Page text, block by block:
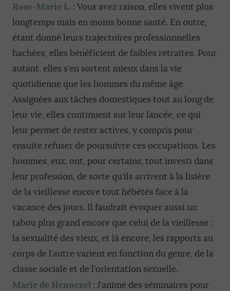
Rose-Marie L. : Vous avez raison, elles vivent plus
longtemps mais en moins bonne santé. En outre,
étant donné leurs trajectoires professionnelles
hachées, elles bénéficient de faibles retraites. Pour
autant, elles s’en sortent mieux dans la vie
quotidienne que les hommes du même âge.
Assignées aux tâches domestiques tout au long de
leur vie, elles continuent sur leur lancée, ce qui
leur permet de rester actives, y compris pour
ensuite refuser de poursuivre ces occupations. Les
hommes, eux, ont, pour certains, tout investi dans
leur profession, de sorte qu’ils arrivent à la lisière
de la vieillesse encore tout hébétés face à la
vacance des jours. Il faudrait évoquer aussi un
tabou plus grand encore que celui de la vieillesse :
la sexualité des vieux, et là encore, les rapports au
corps de l’autre varient en fonction du genre, de la
classe sociale et de l’orientation sexuelle.
Marie de Hennezel : J’anime des séminaires pour